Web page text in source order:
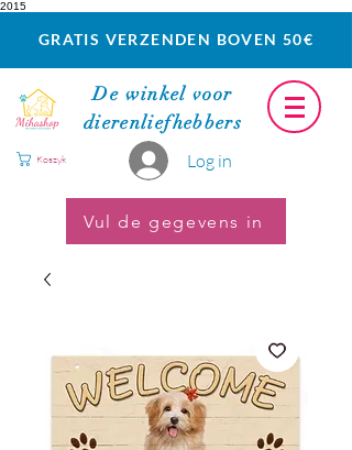
2015
GRATIS VERZENDEN BOVEN 50€
De winkel voor
dierenliefhebbers
Log in
Koszyk
Vul de gegevens in